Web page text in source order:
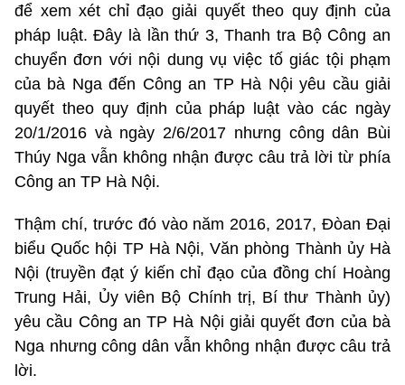
để xem xét chỉ đạo giải quyết theo quy định của
pháp luật. Đây là lần thứ 3, Thanh tra Bộ Công an
chuyển đơn với nội dung vụ việc tố giác tội phạm
của bà Nga đến Công an TP Hà Nội yêu cầu giải
quyết theo quy định của pháp luật vào các ngày
20/1/2016 và ngày 2/6/2017 nhưng công dân Bùi
Thúy Nga vẫn không nhận được câu trả lời từ phía
Công an TP Hà Nội.
Thậm chí, trước đó vào năm 2016, 2017, Đòan Đại
biểu Quốc hội TP Hà Nội, Văn phòng Thành ủy Hà
Nội (truyền đạt ý kiến chỉ đạo của đồng chí Hoàng
Trung Hải, Ủy viên Bộ Chính trị, Bí thư Thành ủy)
yêu cầu Công an TP Hà Nội giải quyết đơn của bà
Nga nhưng công dân vẫn không nhận được câu trả
lời.